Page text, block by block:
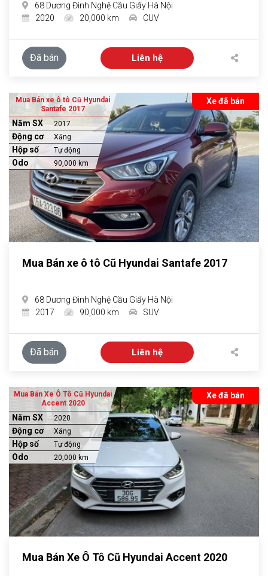
68 Dương Đình Nghệ Cầu Giấy Hà Nội
2020
20,000 km CUV
Đã bán Liên hệ
Xe đã bán
Mua Bán xe ô tô Cũ Hyundai
Santafe 2017
Năm SX 2017
Động cơ Xăng
Hộp số Tự động
Odo 90,000 km
Mua Bán xe ô tô Cũ Hyundai Santafe 2017
68 Dương Đình Nghệ Cầu Giấy Hà Nội
2017
90,000 km SUV
Đã bán Liên hệ
Xe đã bán
Mua Bán Xe Ô Tô Cũ Hyundai
Accent 2020
Năm SX 2020
Động cơ Xăng
Hộp số Tự động
Odo 20,000 km
Mua Bán Xe Ô Tô Cũ Hyundai Accent 2020